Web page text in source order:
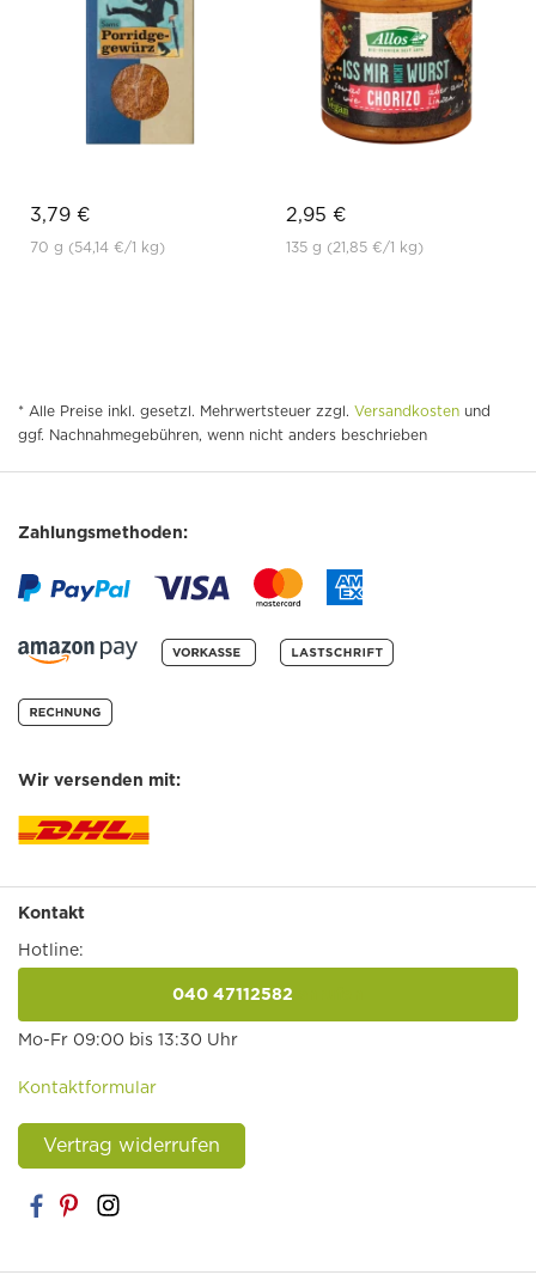
3,79 €
70 g (54,14 €/1 kg)
2,95 €
135 g (21,85 €/1 kg)
* Alle Preise inkl. gesetzl. Mehrwertsteuer zzgl. Versandkosten und
ggf. Nachnahmegebühren, wenn nicht anders beschrieben
Zahlungsmethoden:
Wir versenden mit:
Kontakt
Hotline:
040 47112582
Mo-Fr 09:00 bis 13:30 Uhr
Kontaktformular
Vertrag widerrufen